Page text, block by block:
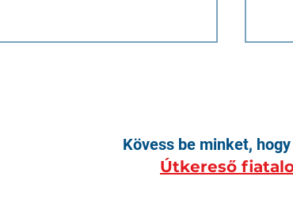
Kövess be minket,
Útkereső